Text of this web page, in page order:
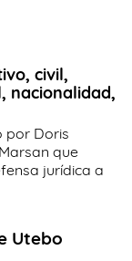
civil,
nacionalidad,
por Doris
que
jurídica a
Utebo